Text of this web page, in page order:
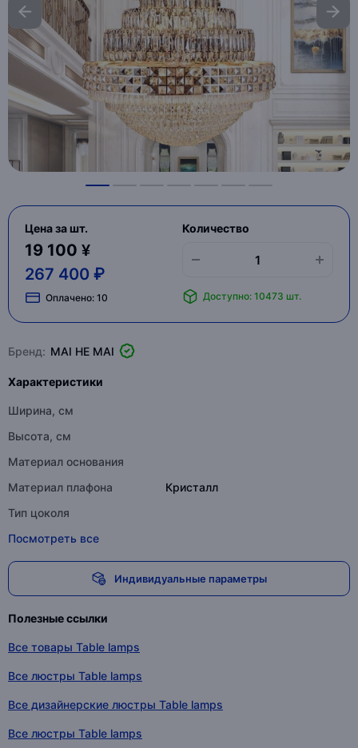
Цена за шт.
19 100 ¥
267 400 ₽
Оплачено: 10
Количество
Доступно: 10473 шт.
Бренд: MAI HE MAI
Характеристики
Ширина, см
Высота, см
Материал основания
Материал плафона
Кристалл
Тип цоколя
Посмотреть все
Индивидуальные параметры
Полезные ссылки
Все товары Table lamps
Все люстры Table lamps
Все дизайнерские люстры Table lamps
Все люстры Table lamps